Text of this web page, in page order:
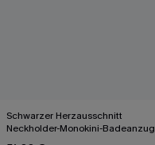
Schwarzer Herzausschnitt
Neckholder-Monokini-Badeanzug